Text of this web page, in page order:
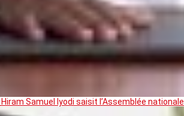
Samuel Iyodi saisit l’Assemblée nationale